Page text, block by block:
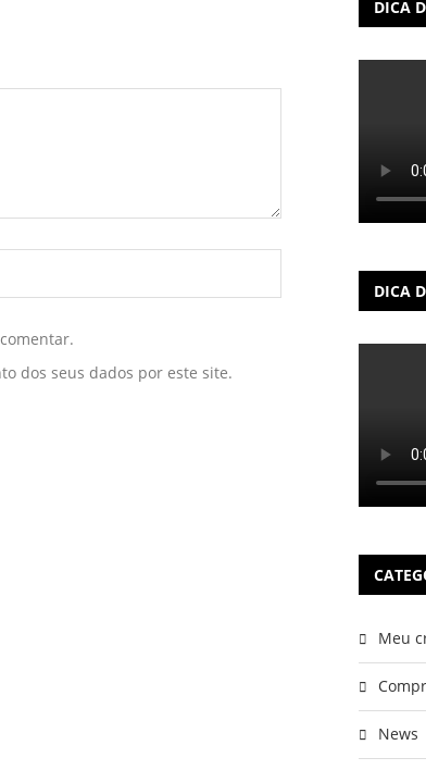
dos seus dados por este site.
DICA
DICA
Meu
News